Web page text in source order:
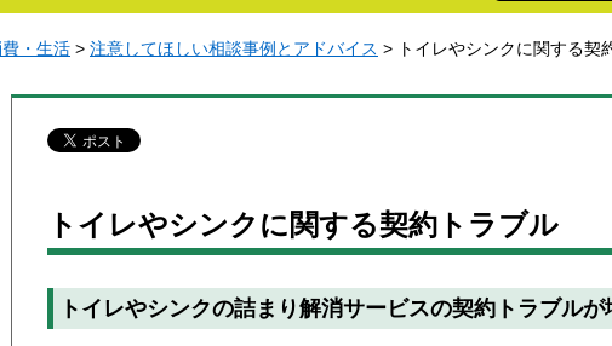
・生活 > 注意してほしい相談事例とアドバイス > トイレやシンクに関する契
トイレやシンクに関する契約トラブル
トイレやシンクの詰まり解消サービスの契約トラブルが